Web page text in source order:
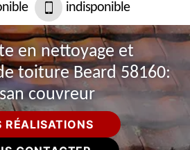
indisponible
en nettoyage et
toiture Beard 58160:
couvreur
RÉALISATIONS